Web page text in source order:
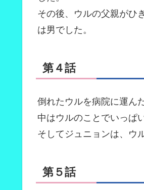
その後、ウルの父親がひ
は男でした。
第４話
倒れたウルを病院に運ん
中はウルのことでいっぱ
そしてジュニョンは、ウ
第５話